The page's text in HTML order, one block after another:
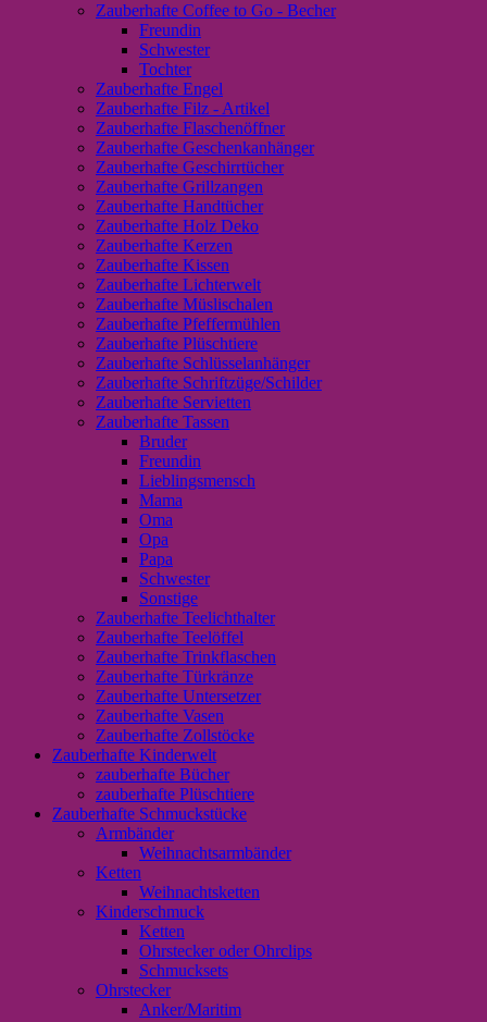
Zauberhafte Coffee to Go - Becher
Freundin
Schwester
Tochter
Zauberhafte Engel
Zauberhafte Filz - Artikel
Zauberhafte Flaschenöffner
Zauberhafte Geschenkanhänger
Zauberhafte Geschirrtücher
Zauberhafte Grillzangen
Zauberhafte Handtücher
Zauberhafte Holz Deko
Zauberhafte Kerzen
Zauberhafte Kissen
Zauberhafte Lichterwelt
Zauberhafte Müslischalen
Zauberhafte Pfeffermühlen
Zauberhafte Plüschtiere
Zauberhafte Schlüsselanhänger
Zauberhafte Schriftzüge/Schilder
Zauberhafte Servietten
Zauberhafte Tassen
Bruder
Freundin
Lieblingsmensch
Mama
Oma
Opa
Papa
Schwester
Sonstige
Zauberhafte Teelichthalter
Zauberhafte Teelöffel
Zauberhafte Trinkflaschen
Zauberhafte Türkränze
Zauberhafte Untersetzer
Zauberhafte Vasen
Zauberhafte Zollstöcke
Zauberhafte Kinderwelt
zauberhafte Bücher
zauberhafte Plüschtiere
Zauberhafte Schmuckstücke
Armbänder
Weihnachtsarmbänder
Ketten
Weihnachtsketten
Kinderschmuck
Ketten
Ohrstecker oder Ohrclips
Schmucksets
Ohrstecker
Anker/Maritim